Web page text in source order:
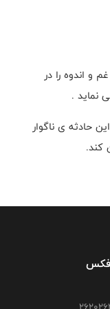
و اندوه را در
نماید .
حادثه ی ناگوار
کند.
فکس